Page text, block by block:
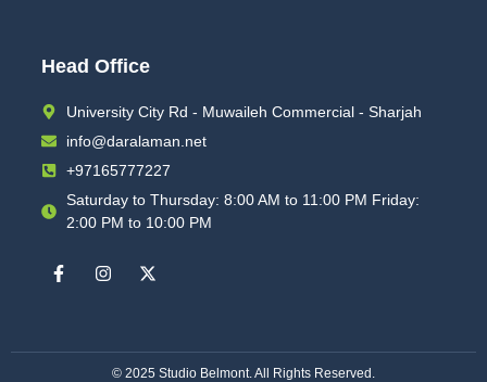
Head Office
University City Rd - Muwaileh Commercial - Sharjah
info@daralaman.net
+97165777227
Saturday to Thursday: 8:00 AM to 11:00 PM Friday:
2:00 PM to 10:00 PM
© 2025 Studio Belmont . All Rights Reserved.